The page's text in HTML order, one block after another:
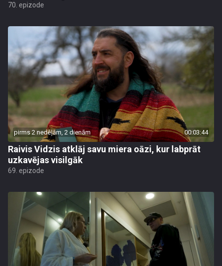
70. epizode
pirms 2 nedēļām, 2 dienām 00:03:44
Raivis Vidzis atklāj savu miera oāzi, kur labprāt
uzkavējas visilgāk
69. epizode